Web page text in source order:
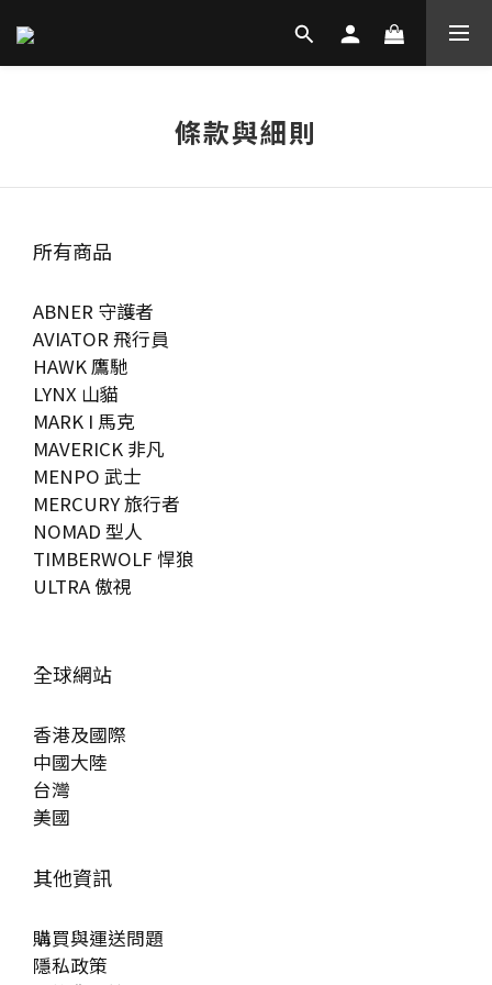
條款與細則
所有商品
ABNER 守護者
AVIATOR 飛行員
HAWK 鷹馳
LYNX 山貓
MARK I 馬克
MAVERICK 非凡
MENPO 武士
MERCURY 旅行者
NOMAD 型人
TIMBERWOLF 悍狼
ULTRA 傲視
全球網站
香港及國際
中國大陸
台灣
美國
其他資訊
購買與運送問題
隱私政策